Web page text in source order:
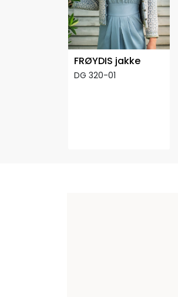
FRØYDIS jakke
DG 320-01